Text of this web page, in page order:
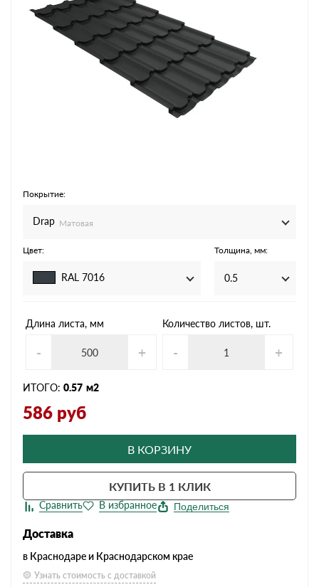
Покрытие:
Drap Матовая
Цвет:
RAL 7016
Толщина, мм:
0.5
Длина листа, мм
- +
Количество листов, шт.
- +
ИТОГО: 0.57 м2
586 руб
В КОРЗИНУ
КУПИТЬ В 1 КЛИК
Поделиться
Доставка
в Краснодаре и Краснодарском крае
Узнать стоимость с доставкой